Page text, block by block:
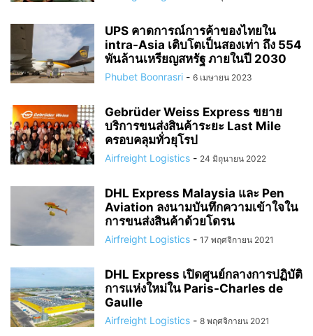
UPS คาดการณ์การค้าของไทยใน
intra-Asia เติบโตเป็นสองเท่า ถึง 554
พันล้านเหรียญสหรัฐ ภายในปี 2030
Phubet Boonrasri - 6 เมษายน 2023
Gebrüder Weiss Express ขยาย
บริการขนส่งสินค้าระยะ Last Mile
ครอบคลุมทั่วยุโรป
Airfreight Logistics - 24 มิถุนายน 2022
DHL Express Malaysia และ Pen
Aviation ลงนามบันทึกความเข้าใจใน
การขนส่งสินค้าด้วยโดรน
Airfreight Logistics - 17 พฤศจิกายน 2021
DHL Express เปิดศูนย์กลางการปฏิบัติ
การแห่งใหม่ใน Paris-Charles de
Gaulle
Airfreight Logistics - 8 พฤศจิกายน 2021